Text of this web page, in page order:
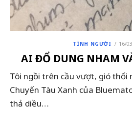
TÍNH NGƯỜI 16/
AI ĐỔ DUNG NHAM
Tôi ngồi trên cầu vượt, gió thổi
Chuyến Tàu Xanh của Bluemato.
thả diều…